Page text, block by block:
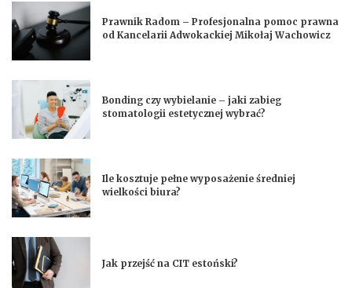
Prawnik Radom – Profesjonalna pomoc prawna
od Kancelarii Adwokackiej Mikołaj Wachowicz
Bonding czy wybielanie – jaki zabieg
stomatologii estetycznej wybrać?
Ile kosztuje pełne wyposażenie średniej
wielkości biura?
Jak przejść na CIT estoński?